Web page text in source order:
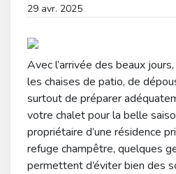
29 avr. 2025
Avec l’arrivée des beaux
les chaises de patio, de
surtout de préparer
votre chalet pour la belle
propriétaire d’une résidence
refuge champêtre, quelques
permettent d’éviter bien des